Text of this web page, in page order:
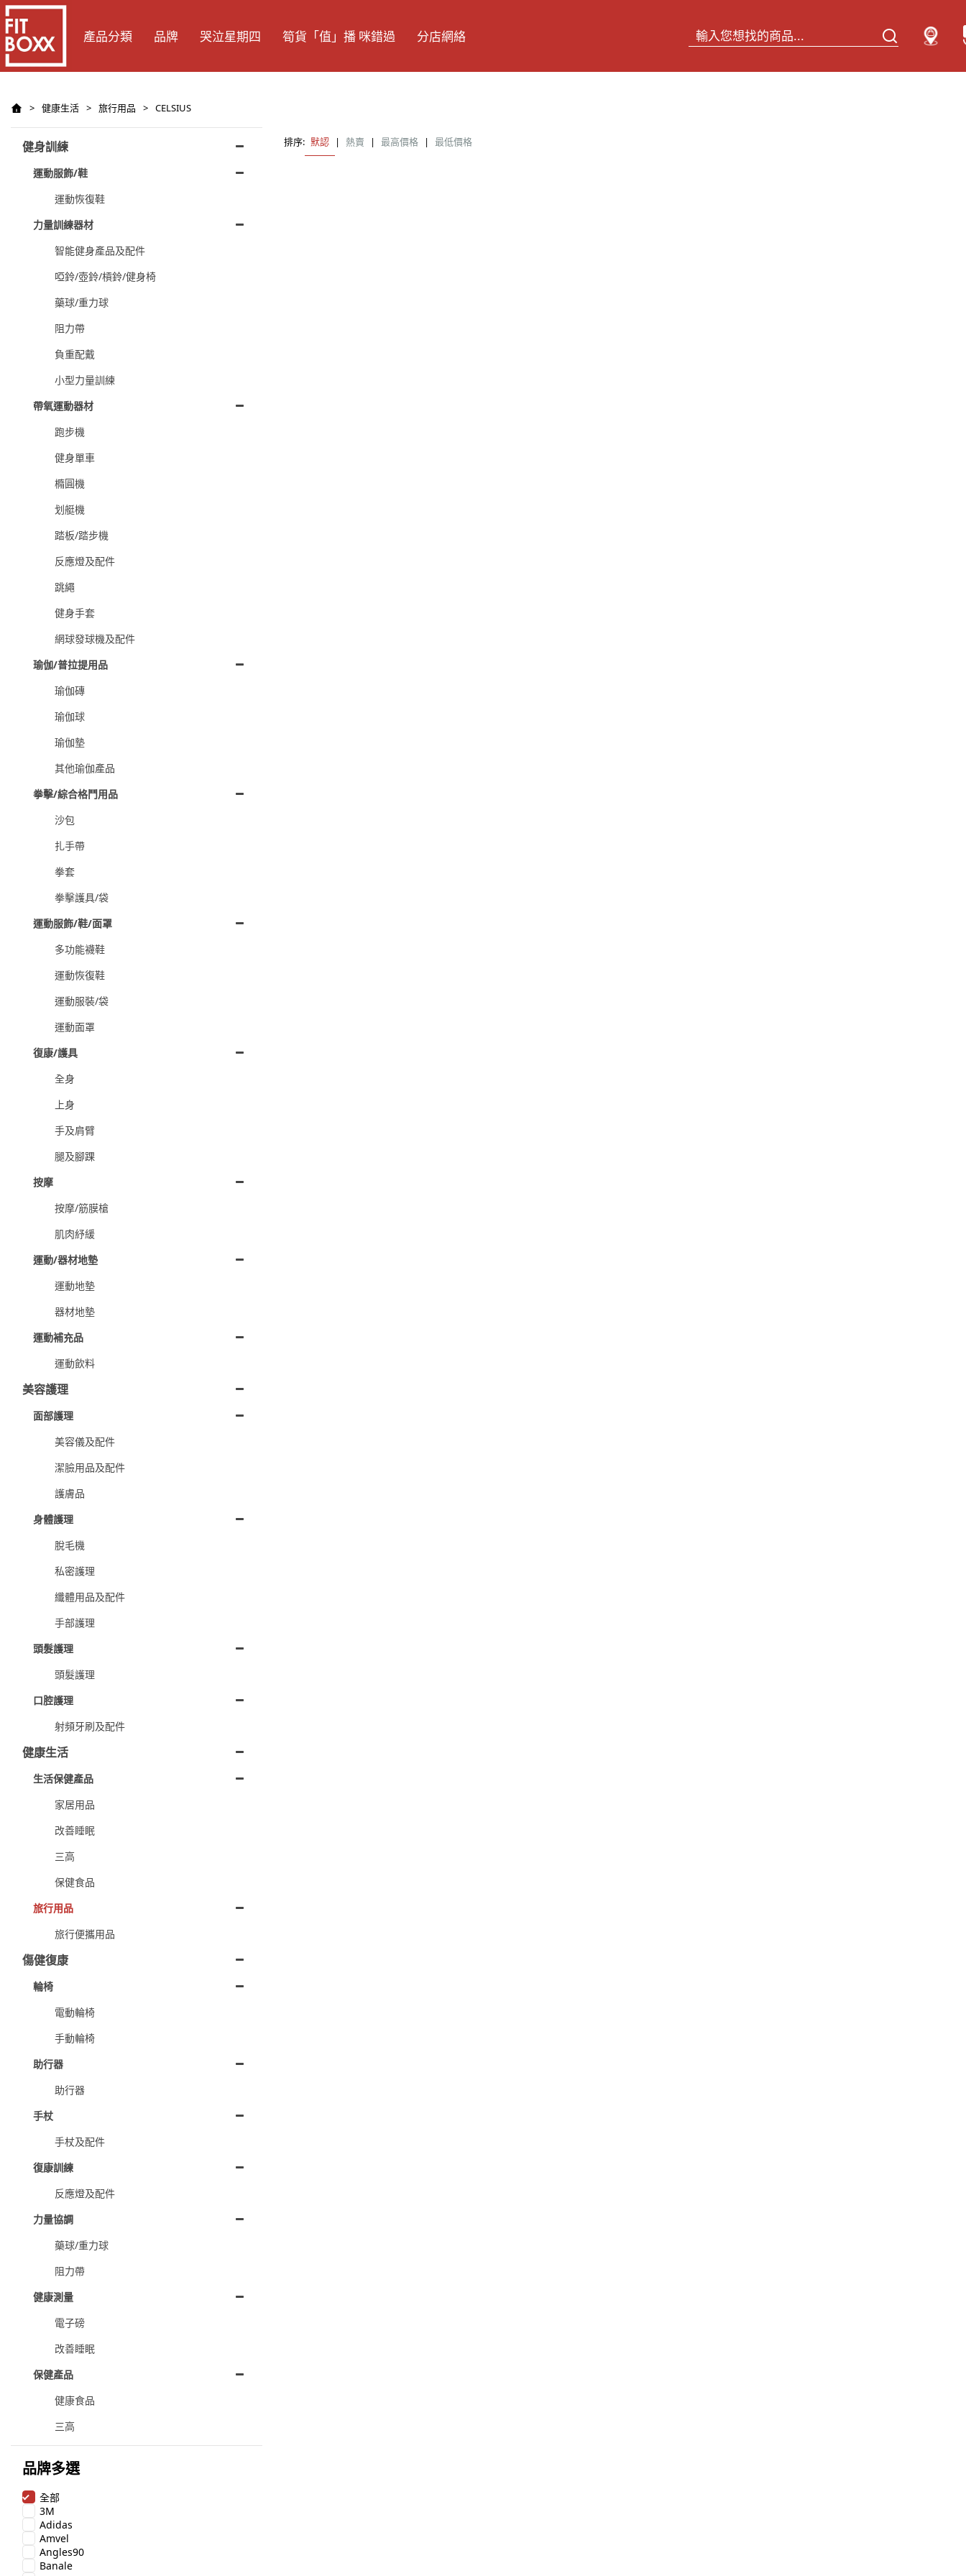
產品分類 品牌 哭泣星期四 筍貨「值」播 咪錯過 分店網絡
> 健康生活 > 旅行用品 > CELSIUS
健身訓練
運動服飾/鞋
運動恢復鞋
力量訓練器材
智能健身產品及配件
啞鈴/壺鈴/槓鈴/健身椅
藥球/重力球
阻力帶
負重配戴
小型力量訓練
帶氧運動器材
跑步機
健身單車
橢圓機
划艇機
踏板/踏步機
反應燈及配件
跳繩
健身手套
網球發球機及配件
瑜伽/普拉提用品
瑜伽磚
瑜伽球
瑜伽墊
其他瑜伽產品
拳擊/綜合格鬥用品
沙包
扎手帶
拳套
拳擊護具/袋
運動服飾/鞋/面罩
多功能襪鞋
運動恢復鞋
運動服裝/袋
運動面罩
復康/護具
全身
上身
手及肩臂
腿及腳踝
按摩
按摩/筋膜槍
肌肉紓緩
運動/器材地墊
運動地墊
器材地墊
運動補充品
運動飲料
美容護理
面部護理
美容儀及配件
潔臉用品及配件
護膚品
身體護理
脫毛機
私密護理
纖體用品及配件
手部護理
頭髮護理
頭髮護理
口腔護理
射頻牙刷及配件
健康生活
生活保健產品
家居用品
改善睡眠
三高
保健食品
旅行用品
旅行便攜用品
傷健復康
輪椅
電動輪椅
手動輪椅
助行器
助行器
手杖
手杖及配件
復康訓練
反應燈及配件
力量協調
藥球/重力球
阻力帶
健康測量
電子磅
改善睡眠
保健產品
健康食品
三高
品牌多選
全部
3M
Adidas
Amvel
Angles90
Banale
排序: 默認 | 熱賣 | 最高價格 | 最低價格